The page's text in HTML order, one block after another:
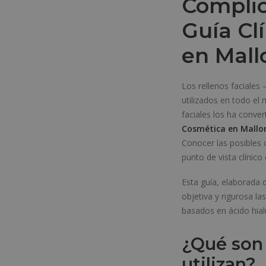
Guía
en
Los rellenos
utilizados en todo el
faciales los ha
Cosmética en
Conocer las
punto de vista
Esta guía, elaborada
objetiva y rigurosa
basados en ácido
¿Qué